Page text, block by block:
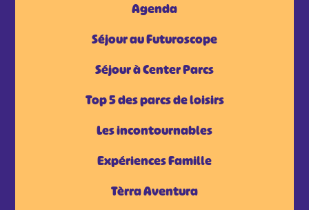
Agenda
Séjour au Futuroscope
Séjour à Center Parcs
Top 5 des parcs de loisirs
Les incontournables
Expériences Famille
Tèrra Aventura